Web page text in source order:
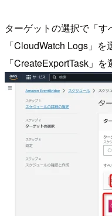
ターゲットの選択で「す
「CloudWatch Logs」を
「CreateExportTask」を